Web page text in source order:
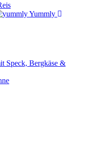
Yummly
Speck, Bergkäse &